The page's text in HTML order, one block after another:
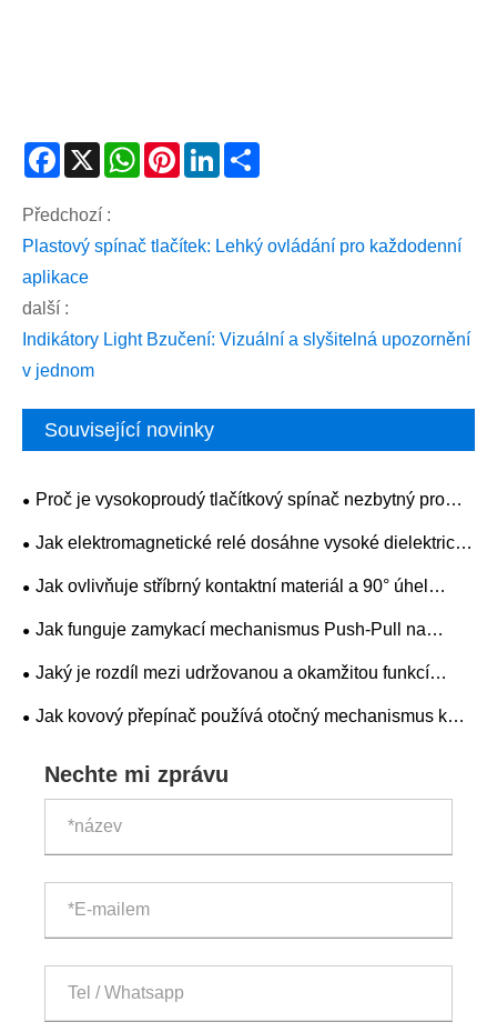
Facebook
X WhatsAppPinterestLinkedIn
Předchozí :
Plastový spínač tlačítek: Lehký ovládání pro každodenní
aplikace
další :
Indikátory Light Bzučení: Vizuální a slyšitelná upozornění
v jednom
Související novinky
Proč je vysokoproudý tlačítkový spínač nezbytný pro
moderní elektrické aplikace?
Jak elektromagnetické relé dosáhne vysoké dielektrické
pevnosti při spínání velkých proudů?
Jak ovlivňuje stříbrný kontaktní materiál a 90° úhel
indexu životnost dvoucestného klíčového spínače?
Jak funguje zamykací mechanismus Push-Pull na
tlačítku nouzového zastavení?
Jaký je rozdíl mezi udržovanou a okamžitou funkcí
přepínače kovu?
Jak kovový přepínač používá otočný mechanismus k
Nechte mi zprávu